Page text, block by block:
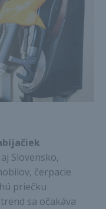
Slovensko,
čerpacie
priečku
sa očakáva